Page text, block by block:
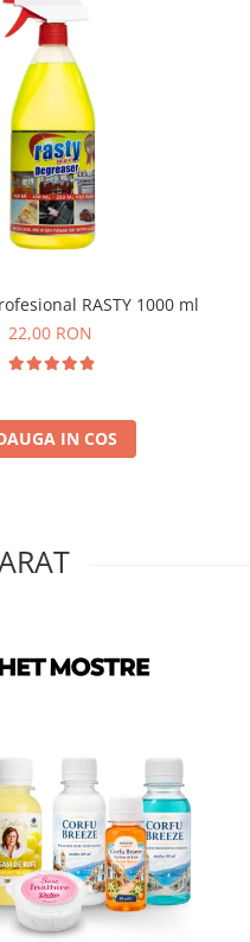
RASTY 1000 ml
22,00 RON
IN COS